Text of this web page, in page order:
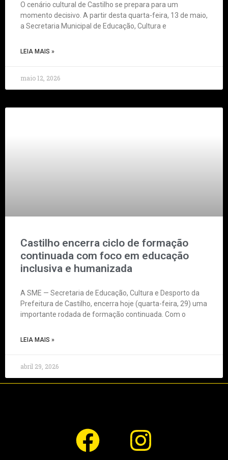
O cenário cultural de Castilho se prepara para um
momento decisivo. A partir desta quarta-feira, 13 de maio,
a Secretaria Municipal de Educação, Cultura e
LEIA MAIS »
maio 12, 2026
Castilho encerra ciclo de formação
continuada com foco em educação
inclusiva e humanizada
A SME — Secretaria de Educação, Cultura e Desporto da
Prefeitura de Castilho, encerra hoje (quarta-feira, 29) uma
importante rodada de formação continuada. Com o
LEIA MAIS »
abril 29, 2026